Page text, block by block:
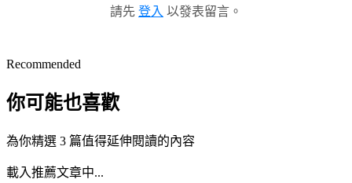
請先 登入 以發表留言。
Recommended
你可能也喜歡
為你精選 3 篇值得延伸閱讀的內容
載入推薦文章中...